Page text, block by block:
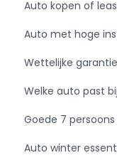
en ontspannen
✔ Fluisterstille
– ideaal voor
✔ Soepele
✔ Perfecte
efficiëntie
ritten
Auto kopen of
Auto met hoge
Wettelijke garantie
Welke auto past
Goede 7
Auto winter